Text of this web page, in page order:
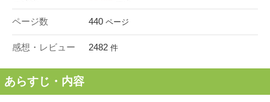
ページ数 440 ページ
感想・レビュー 2482 件
あらすじ・内容